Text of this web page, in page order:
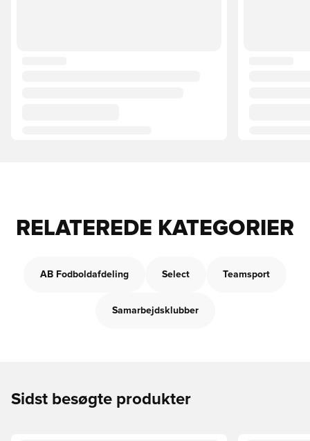
RELATEREDE KATEGORIER
AB Fodboldafdeling Select Teamsport
Samarbejdsklubber
Sidst besøgte produkter